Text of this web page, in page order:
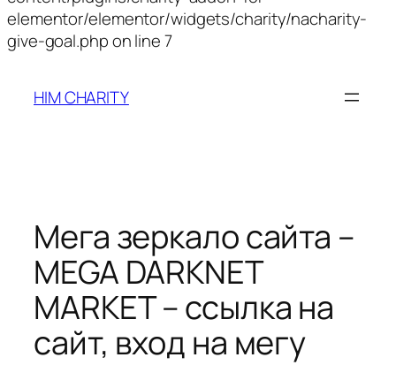
elementor/elementor/widgets/charity/nacharity-
give-goal.php on line 7
HIM CHARITY
Мега зеркало сайта –
MEGA DARKNET
MARKET – ссылка на
сайт, вход на мегу